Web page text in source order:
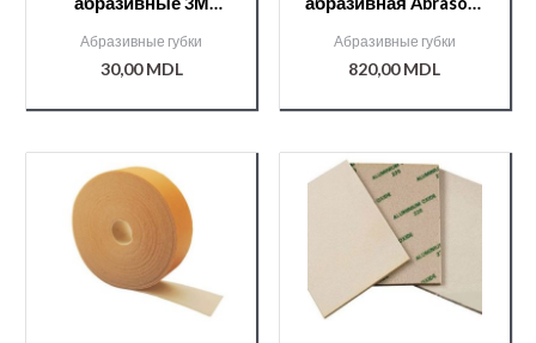
Абразивные губки
30,00MDL
коробки)
Абразивные губки
820,00MDL